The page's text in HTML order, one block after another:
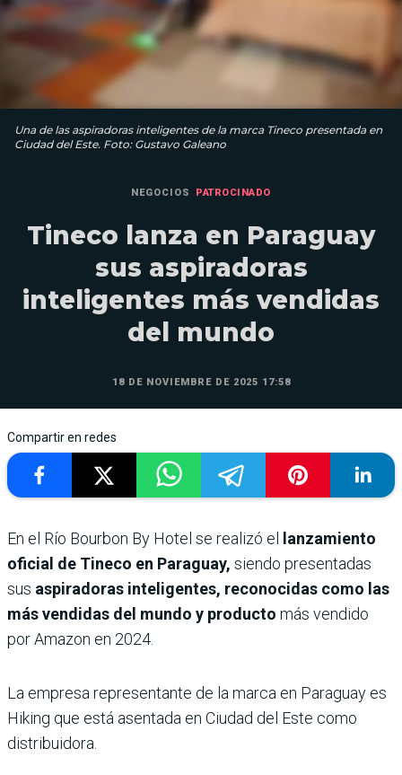
Una de las aspiradoras inteligentes de la marca Tineco presentada en
Ciudad del Este. Foto: Gustavo Galeano
NEGOCIOS PATROCINADO
Tineco lanza en Paraguay
sus aspiradoras
inteligentes más vendidas
del mundo
18 DE NOVIEMBRE DE 2025 17:58
Compartir en redes
En el Río Bourbon By Hotel se realizó el
lanzamiento
oficial de Tineco en Paraguay, siendo presentadas
sus aspiradoras inteligentes, reconocidas como las
más vendidas del mundo y producto más vendido
por Amazon en 2024.
La empresa representante de la marca en Paraguay es
Hiking que está asentada en Ciudad del Este como
distribuidora.